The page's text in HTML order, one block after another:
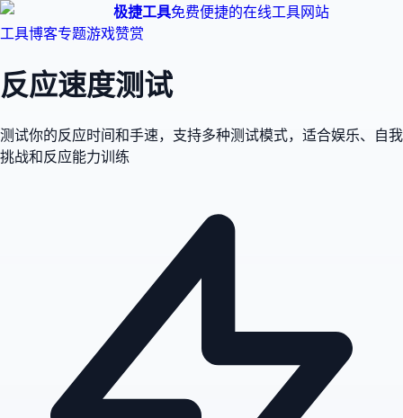
极捷工具免费便捷的在线工具网站
工具博客专题游戏赞赏
反应速度测试
测试你的反应时间和手速，支持多种测试模式，适合娱乐、自我
挑战和反应能力训练